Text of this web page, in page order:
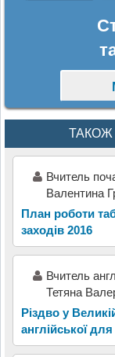
ТАКОЖ
Вчитель
Валентина
План роботи
заходів 2016
Вчитель
Тетяна
Різдво у
англійської